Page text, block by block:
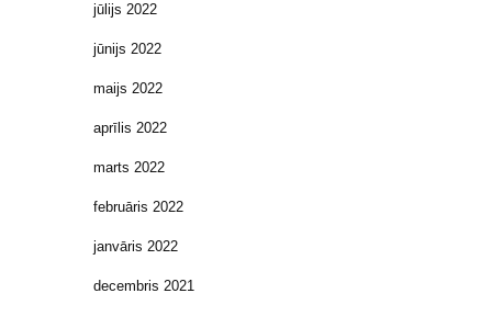
jūlijs 2022
jūnijs 2022
maijs 2022
aprīlis 2022
marts 2022
februāris 2022
janvāris 2022
decembris 2021